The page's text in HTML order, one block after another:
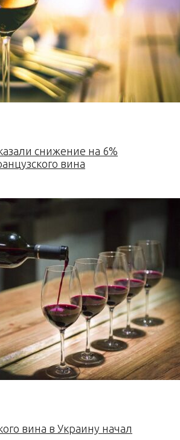
снижение на 6%
вина
вина в Украину начал